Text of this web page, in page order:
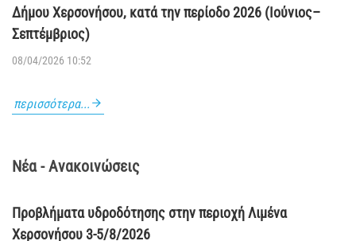
Δήμου Χερσονήσου, κατά την περίοδο 2026 (Ιούνιος–
Σεπτέμβριος)
08/04/2026 10:52
περισσότερα...
Νέα - Ανακοινώσεις
Προβλήματα υδροδότησης στην περιοχή Λιμένα
Χερσονήσου 3-5/8/2026